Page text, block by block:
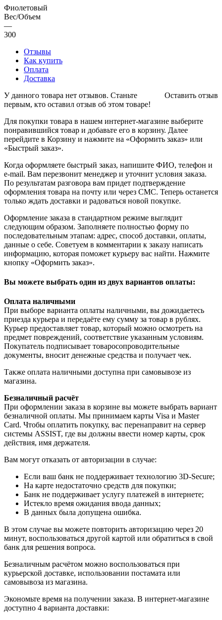
Фиолетовый
Вес/Объем
—
300
Отзывы
Как купить
Оплата
Доставка
Оставить отзыв
У данного товара нет отзывов. Станьте
первым, кто оставил отзыв об этом товаре!
Для покупки товара в нашем интернет-магазине выберите
понравившийся товар и добавьте его в корзину. Далее
перейдите в Корзину и нажмите на «Оформить заказ» или
«Быстрый заказ».
Когда оформляете быстрый заказ, напишите ФИО, телефон и
e-mail. Вам перезвонит менеджер и уточнит условия заказа.
По результатам разговора вам придет подтверждение
оформления товара на почту или через СМС. Теперь останется
только ждать доставки и радоваться новой покупке.
Оформление заказа в стандартном режиме выглядит
следующим образом. Заполняете полностью форму по
последовательным этапам: адрес, способ доставки, оплаты,
данные о себе. Советуем в комментарии к заказу написать
информацию, которая поможет курьеру вас найти. Нажмите
кнопку «Оформить заказ».
Вы можете выбрать один из двух вариантов оплаты:
Оплата наличными
При выборе варианта оплаты наличными, вы дожидаетесь
приезда курьера и передаёте ему сумму за товар в рублях.
Курьер предоставляет товар, который можно осмотреть на
предмет повреждений, соответствие указанным условиям.
Покупатель подписывает товаросопроводительные
документы, вносит денежные средства и получает чек.
Также оплата наличными доступна при самовывозе из
магазина.
Безналичный расчёт
При оформлении заказа в корзине вы можете выбрать вариант
безналичной оплаты. Мы принимаем карты Visa и Master
Card. Чтобы оплатить покупку, вас перенаправит на сервер
системы ASSIST, где вы должны ввести номер карты, срок
действия, имя держателя.
Вам могут отказать от авторизации в случае:
Если ваш банк не поддерживает технологию 3D-Secure;
На карте недостаточно средств для покупки;
Банк не поддерживает услугу платежей в интернете;
Истекло время ожидания ввода данных;
В данных была допущена ошибка.
В этом случае вы можете повторить авторизацию через 20
минут, воспользоваться другой картой или обратиться в свой
банк для решения вопроса.
Безналичным расчётом можно воспользоваться при
курьерской доставке, использовании постамата или
самовывоза из магазина.
Экономьте время на получении заказа. В интернет-магазине
доступно 4 варианта доставки: